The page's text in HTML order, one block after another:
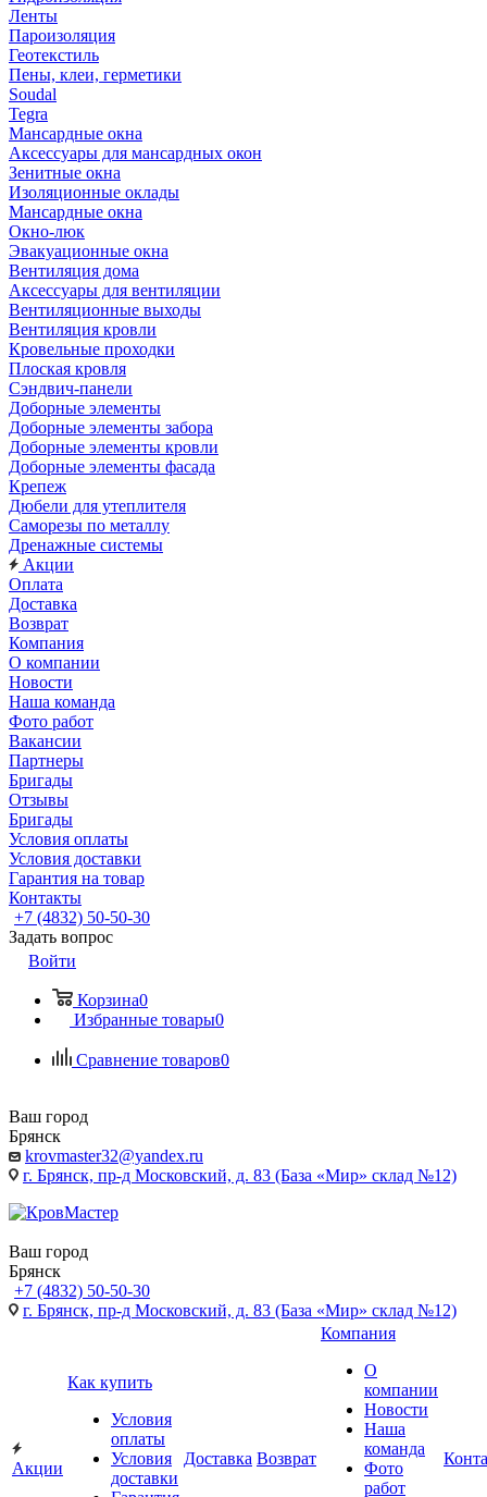
Ленты
Пароизоляция
Геотекстиль
Пены, клеи, герметики
Soudal
Tegra
Мансардные окна
Аксессуары для мансардных окон
Зенитные окна
Изоляционные оклады
Мансардные окна
Окно-люк
Эвакуационные окна
Вентиляция дома
Аксессуары для вентиляции
Вентиляционные выходы
Вентиляция кровли
Кровельные проходки
Плоская кровля
Сэндвич-панели
Доборные элементы
Доборные элементы забора
Доборные элементы кровли
Доборные элементы фасада
Крепеж
Дюбели для утеплителя
Саморезы по металлу
Дренажные системы
Акции
Оплата
Доставка
Возврат
Компания
О компании
Новости
Наша команда
Фото работ
Вакансии
Партнеры
Бригады
Отзывы
Бригады
Условия оплаты
Условия доставки
Гарантия на товар
Контакты
+7 (4832) 50-50-30
Задать вопрос
Войти
Корзина0
Избранные товары0
Сравнение товаров0
Ваш город
Брянск
krovmaster32@yandex.ru
г. Брянск, пр-д Московский, д. 83 (База «Мир» склад №12)
Ваш город
Брянск
+7 (4832) 50-50-30
г. Брянск, пр-д Московский, д. 83 (База «Мир» склад №12)
Акции
Как купить
Условия
оплаты
Условия
доставки
Доставка Возврат
Компания
О
компании
Новости
Наша
команда
Фото
работ